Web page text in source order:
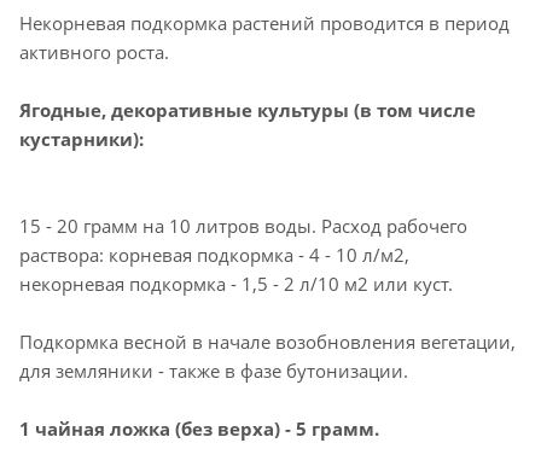
Некорневая подкормка растений проводится в период
активного роста.
Ягодные, декоративные культуры (в том числе
кустарники):
15 - 20 грамм на 10 литров воды. Расход рабочего
раствора: корневая подкормка - 4 - 10 л/м2,
некорневая подкормка - 1,5 - 2 л/10 м2 или куст.
Подкормка весной в начале возобновления вегетации,
для земляники - также в фазе бутонизации.
1 чайная ложка (без верха) - 5 грамм.